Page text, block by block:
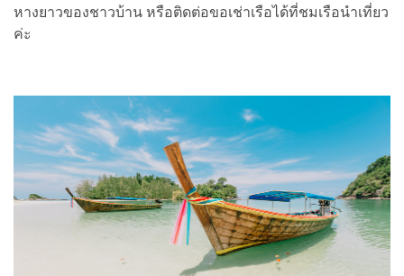
หางยาวของชาวบ้าน หรือติดต่อขอเช่าเรือได้ที่ชมเรือนำเที่ยว
ค่ะ